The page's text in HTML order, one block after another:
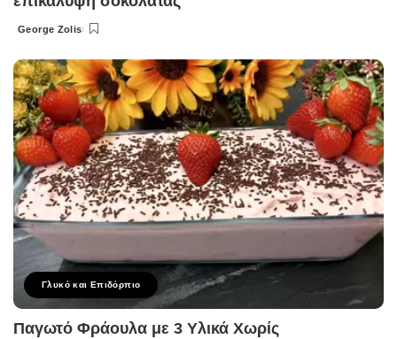
Posted
George Zolis
Γλυκό και Επιδόρπιο
Παγωτό Φράουλα με 3 Υλικά Χωρίς